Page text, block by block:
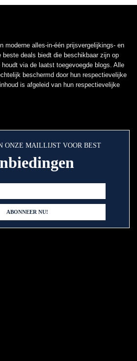
moderne alles-in-één prijsvergelijkings- en
beste deals biedt die beschikbaar zijn op
via de laatst toegevoegde blogs. Alle
beschermd door hun respectievelijke
is afgeleid van hun respectievelijke
ONZE MAILLIJST VOOR BEST